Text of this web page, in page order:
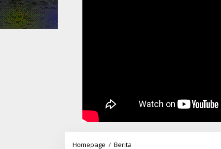
Homepage / Berita